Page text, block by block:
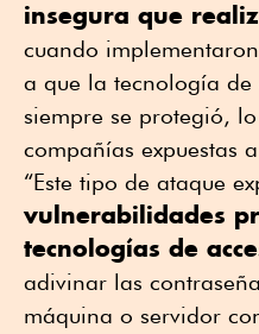
insegura que
cuando
a que la tecnología
siempre se protegió,
compañías expuestas
“Este tipo de ataque
vulnerabilidades
tecnologías de
adivinar las
máquina o servidor